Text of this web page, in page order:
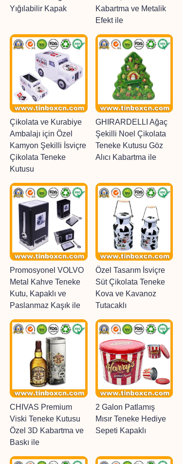
Yığılabilir Kapak
Kabartma ve Metalik
Efekt ile
Çikolata ve Kurabiye
Ambalajı için Özel
Kamyon Şekilli İsviçre
Çikolata Teneke
Kutusu
GHIRARDELLI Ağaç
Şekilli Noel Çikolata
Teneke Kutusu Göz
Alıcı Kabartma ile
Promosyonel VOLVO
Metal Kahve Teneke
Kutu, Kapaklı ve
Paslanmaz Kaşık ile
Özel Tasarım İsviçre
Süt Çikolata Teneke
Kova ve Kavanoz
Tutacaklı
CHIVAS Premium
Viski Teneke Kutusu
Özel 3D Kabartma ve
Baskı ile
2 Galon Patlamış
Mısır Teneke Hediye
Sepeti Kapaklı